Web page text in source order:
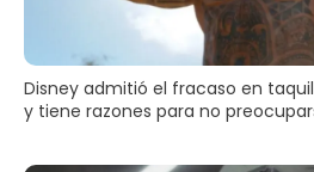
Disney admitió el fracaso en
y tiene razones para no